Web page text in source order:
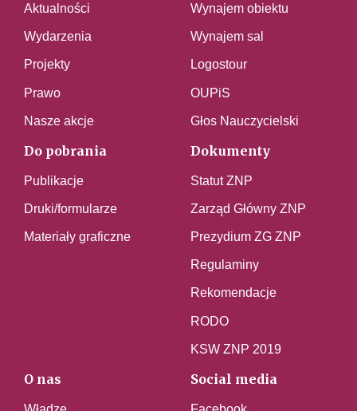
Aktualności
Wydarzenia
Projekty
Prawo
Nasze akcje
Wynajem obiektu
Wynajem sal
Logostour
OUPiS
Głos Nauczycielski
Do pobrania
Publikacje
Druki/formularze
Materiały graficzne
Dokumenty
Statut ZNP
Zarząd Główny ZNP
Prezydium ZG ZNP
Regulaminy
Rekomendacje
RODO
KSW ZNP 2019
O nas Social media